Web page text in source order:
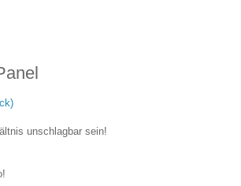
unschlagbar sein!